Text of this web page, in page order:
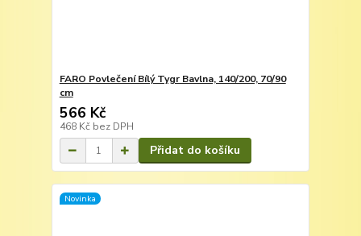
FARO Povlečení Bílý Tygr Bavlna, 140/200, 70/90
cm
566 Kč
468 Kč bez DPH
Přidat do košíku
Novinka